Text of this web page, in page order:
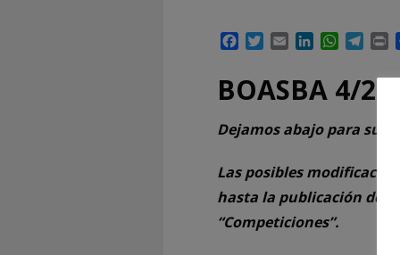
Facebook
TwitterEmailLinkedIn
BOASBA 4/
Dejamos abajo para su
Las posibles
hasta la publicación del
“Competiciones”.